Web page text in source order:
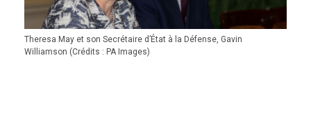
Theresa May et son Secrétaire d’État à la Défense, Gavin
Williamson (Crédits : PA Images)